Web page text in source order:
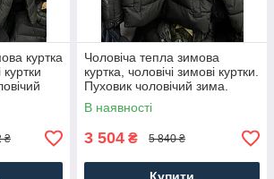
куртка
одяг
₴
Чоловіча тепла зимова
куртка, чоловічі зимові куртки.
Пуховик чоловічий зима.
Чоловічий одяг
В наявності
3 504 ₴ 5 840 ₴